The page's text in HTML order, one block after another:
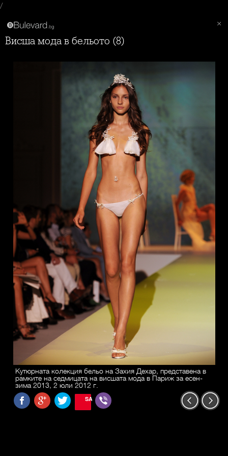
/
Висша мода в бельото (8)
Кутюрната колекция бельо на Захия Дехар, представена в
рамките на седмицата на висшата мода в Париж за есен-
зима 2013, 2 юли 2012 г.
SAVE